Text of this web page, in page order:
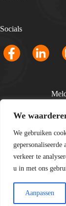
We
We gebruiken
verkeer te
u in met ons
Aanpassen
Socials
*
Copyright © 2026